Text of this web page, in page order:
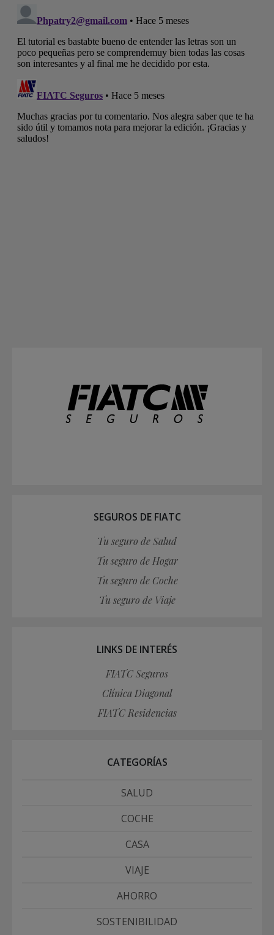
SEGUROS DE FIATC
Tu seguro de Salud
Tu seguro de Hogar
Tu seguro de Coche
Tu seguro de Viaje
LINKS DE INTERÉS
FIATC Seguros
Clínica Diagonal
FIATC Residencias
CATEGORÍAS
SALUD
COCHE
CASA
VIAJE
AHORRO
SOSTENIBILIDAD